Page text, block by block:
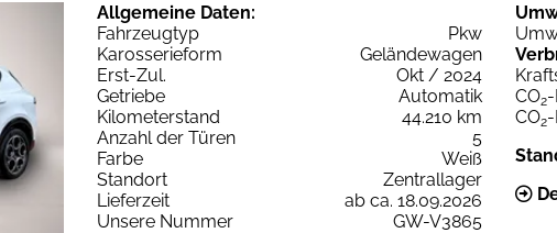
Allgemeine Daten:
Fahrzeugtyp
Pkw
Karosserieform
Geländewagen
Erst-Zul.
Okt / 2024
Getriebe
Automatik
Kilometerstand
44.210 km
Anzahl der Türen
5
Farbe
Weiß
Standort
Zentrallager
Lieferzeit
ab ca. 18.09.2026
Unsere Nummer
GW-V3865
CO2
CO2